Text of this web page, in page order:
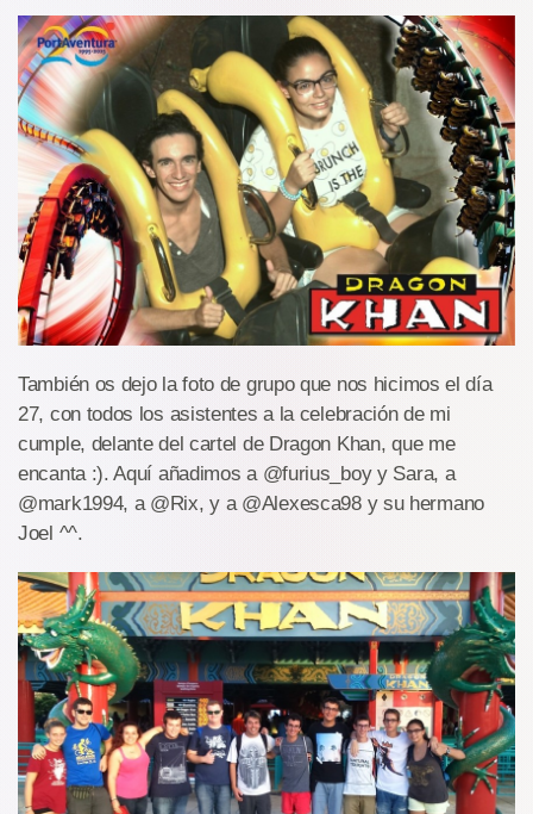
También os dejo la foto de grupo que nos hicimos el día
27, con todos los asistentes a la celebración de mi
cumple, delante del cartel de Dragon Khan, que me
encanta :). Aquí añadimos a @furius_boy y Sara, a
@mark1994, a @Rix, y a @Alexesca98 y su hermano
Joel ^^.